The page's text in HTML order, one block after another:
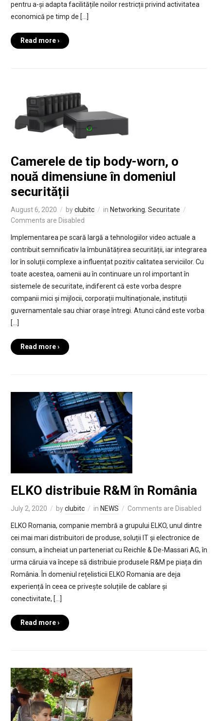
pentru a-și adapta facilitățile noilor restricții privind activitatea
economică pe timp de […]
Read more ›
Camerele de tip body-worn, o
nouă dimensiune în domeniul
securității
August 6, 2020 byclubitc in Networking, Securitate
Comments are Disabled
Implementarea pe scară largă a tehnologiilor video actuale a
contribuit semnificativ la îmbunătățirea securității, iar integrarea
lor în soluții complexe a influențat pozitiv calitatea serviciilor. Cu
toate acestea, oamenii au în continuare un rol important în
sistemele de securitate, indiferent că este vorba despre
companii mici și mijlocii, corporații multinaționale, instituții
guvernamentale sau chiar orașe întregi. Atunci când este vorba
[…]
Read more ›
ELKO distribuie R&M în România
July 2, 2020 byclubitc in NEWS Comments are Disabled
ELKO Romania, companie membră a grupului ELKO, unul dintre
cei mai mari distribuitori de produse, soluții IT și electronice de
consum, a încheiat un parteneriat cu Reichle & De-Massari AG, în
urma căruia va începe să distribuie produsele R&M pe piața din
România. În domeniul rețelisticii ELKO Romania are deja
experiență în ceea ce privește soluțiile de cablare și
conectivitate, […]
Read more ›